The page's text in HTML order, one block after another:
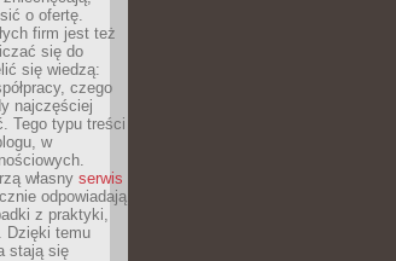
o ofertę.
firm jest też
się do
się wiedzą:
czego
najczęściej
Tego typu treści
w
własny serwis
odpowiadają
z praktyki,
Dzięki temu
stają się